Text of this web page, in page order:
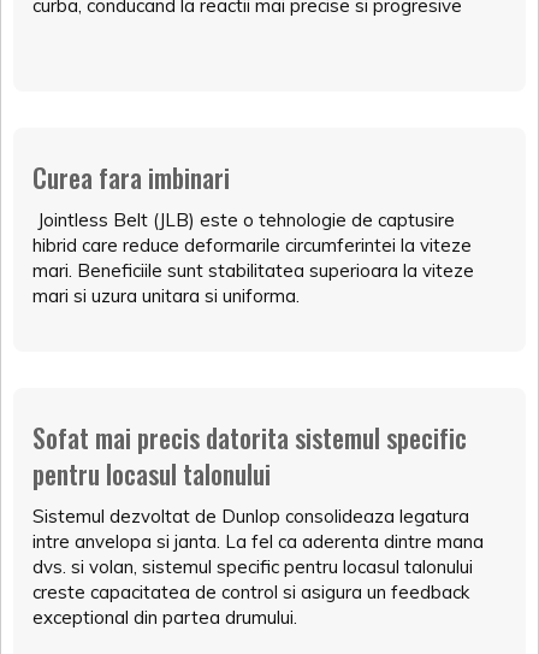
curba, conducand la reactii mai precise si progresive
Curea fara imbinari
Jointless Belt (JLB) este o tehnologie de captusire
hibrid care reduce deformarile circumferintei la viteze
mari. Beneficiile sunt stabilitatea superioara la viteze
mari si uzura unitara si uniforma.
Sofat mai precis datorita sistemul specific
pentru locasul talonului
Sistemul dezvoltat de Dunlop consolideaza legatura
intre anvelopa si janta. La fel ca aderenta dintre mana
dvs. si volan, sistemul specific pentru locasul talonului
creste capacitatea de control si asigura un feedback
exceptional din partea drumului.